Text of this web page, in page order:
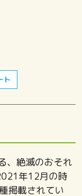
ト
、絶滅のおそれ
年12月の時
掲載されてい